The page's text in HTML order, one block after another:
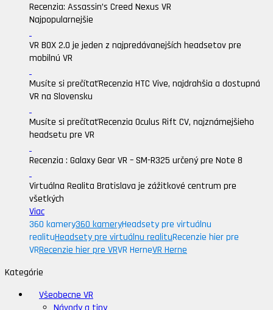
Recenzia: Assassin’s Creed Nexus VR
Najpopularnejšie
VR BOX 2.0 je jeden z najpredávanejších headsetov pre
mobilnú VR
Musíte si prečítaťRecenzia HTC Vive, najdrahšia a dostupná
VR na Slovensku
Musíte si prečítaťRecenzia Oculus Rift CV, najznámejšieho
headsetu pre VR
Recenzia : Galaxy Gear VR – SM-R325 určený pre Note 8
Virtuálna Realita Bratislava je zážitkové centrum pre
všetkých
Viac
360 kamery360 kameryHeadsety pre virtuálnu
realituHeadsety pre virtuálnu realituRecenzie hier pre
VRRecenzie hier pre VRVR HerneVR Herne
Kategórie
Všeobecne VR